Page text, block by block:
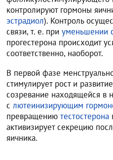
контролируют гормоны
эстрадиол). Контроль
связи, т. е. приуменьшении
прогестерона происходит
соответственно, наоборот.
В первой фазе
стимулирует рост и
созревание находящейся в
слютеинизирующим
превращениютестостерона
активизирует секрецию
яичника.